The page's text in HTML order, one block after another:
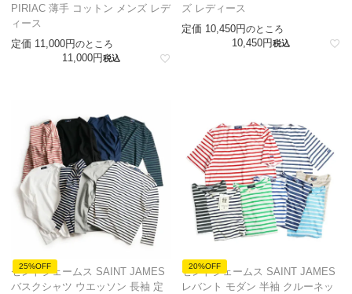
PIRIAC 薄手 コットン メンズ レデ
ィース
定価 11,000 のところ
11,000 税込
ズ レディース
定価 10,450 のところ
10,450 税込
25%OFF
セントジェームス SAINT JAMES
バスクシャツ ウエッソン 長袖 定
20%OFF
セントジェームス SAINT JAMES
レバント モダン 半袖 クルーネッ